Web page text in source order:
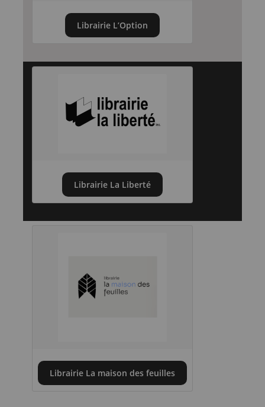
Librairie L’Option
Librairie La Liberté
Librairie La maison des feuilles